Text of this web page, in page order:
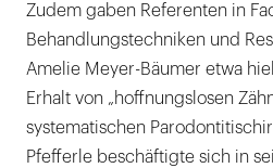
Zudem gaben Referenten in
Behandlungstechniken und
Amelie Meyer-Bäumer etwa
Erhalt von „hoffnungslosen
systematischen
Pfefferle beschäftigte sich in